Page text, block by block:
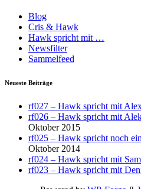
Blog
Cris & Hawk
Hawk spricht mit …
Newsfilter
Sammelfeed
Neueste Beiträge
rf027 – Hawk spricht mit
rf026 – Hawk spricht mit
Oktober 2015
rf025 – Hawk spricht noch
Oktober 2014
rf024 – Hawk spricht mit
rf023 – Hawk spricht mit